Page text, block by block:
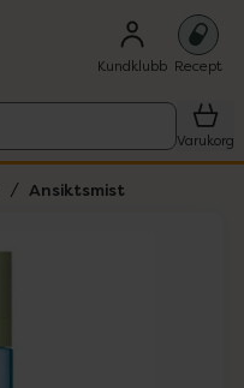
Kundklubb Recept
Varukorg
Ansiktsmist